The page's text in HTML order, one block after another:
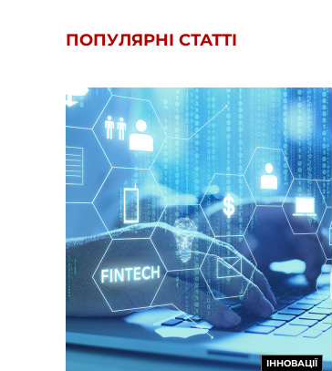
ПОПУЛЯРНІ СТАТТІ
ІННОВАЦІЇ